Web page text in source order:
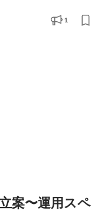
解決を”事業会社の経営
の戦略・方針を立案し、
1
案〜運用スペ